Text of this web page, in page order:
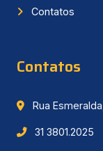
Contatos
Contatos
Rua
31 3801.2025